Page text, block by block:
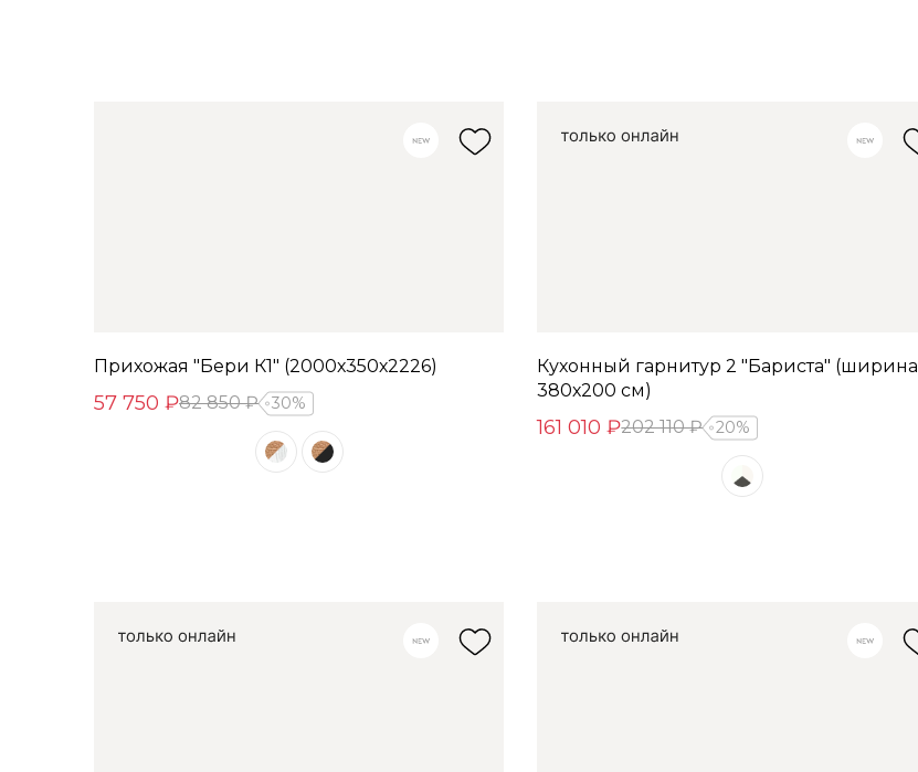
Прихожая "Бери К1" (2000х350х2226)
57 750 ₽82 850 ₽ 30%
Кухонный гарнитур 2 "Бариста" (ширина
380х200 см)
161 010 ₽202 110 ₽ 20%